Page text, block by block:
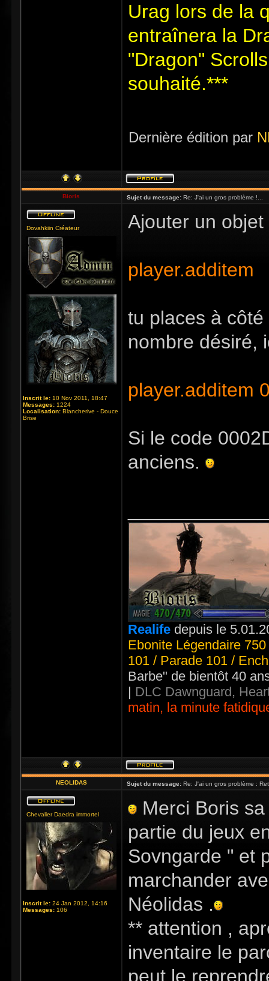
Urag lors de la
entraînera la
"Dragon"
souhaité.***
Dernière édition par
Bioris Sujet du message: Re: J'ai un gros problème !...
Dovahkiin Créateur
Inscrit le: 10 Nov 2011, 18:47
Messages: 1224
Localisation: Blancherive - Douce
Brise
Ajouter un
player.additem
tu places à
nombre désiré,
player.additem
Si le code
anciens.
Realife depuis le
Ebonite Légendaire
101 / Parade 101 /
Barbe" de bientôt 40
| DLC Dawnguard,
matin, la minute
NEOLIDAS Sujet du message: Re: J'ai un gros problème :
Chevalier Daedra immortel
Inscrit le: 24 Jan 2012, 14:16
Messages: 106
Merci Boris
partie du jeux
Sovngarde " et
marchander
Néolidas .
** attention ,
inventaire le
peut le